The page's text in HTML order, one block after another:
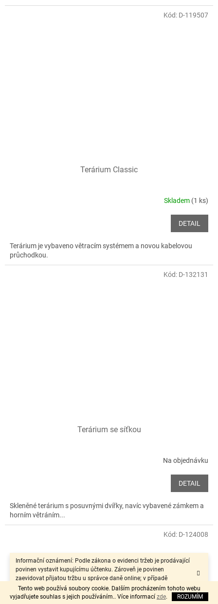
Tento web používá soubory cookie. Dalším procházením tohoto webu
vyjadřujete souhlas s jejich používáním.. Více informací zde. ROZUMÍM
Informační oznámení: Podle zákona o evidenci tržeb je prodávající
povinen vystavit kupujícímu účtenku. Zároveň je povinen
zaevidovat přijatou tržbu u správce daně online; v případě
technického výpadku pak nejpozději do 48 hodin.“
Terárium Classic
Skladem (1 ks)
DETAIL
Terárium je vybaveno větracím systémem a novou kabelovou
průchodkou.
Kód: D-119507
Terárium se síťkou
Na objednávku
DETAIL
Skleněné terárium s posuvnými dvířky, navíc vybavené zámkem a
horním větráním...
Kód: D-132131
Kód: D-124008